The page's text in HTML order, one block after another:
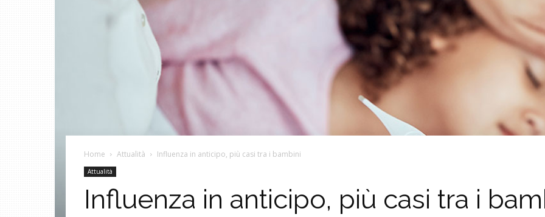
Home Attualità Influenza in anticipo, più casi tra i bambini
Attualità
Influenza in anticipo, più casi tra i